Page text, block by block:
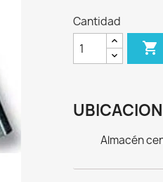
Cantidad

Almacén